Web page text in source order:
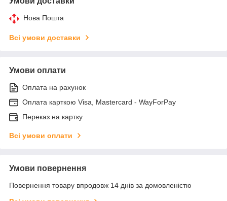
Нова Пошта
Всі умови доставки
Умови оплати
Оплата на рахунок
Оплата карткою Visa, Mastercard - WayForPay
Переказ на картку
Всі умови оплати
Умови повернення
Повернення товару впродовж 14 днів за домовленістю